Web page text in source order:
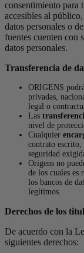
consentimiento para
accesibles al
datos personales o
fuentes cuenten con
datos personales.
Transferencia de
ORIGENS podrá
privadas,
legal o
Las
nivel de
Cualquier
contrato escrito,
seguridad
Origens no
de los cuales es
los bancos de
legítimos.
Derechos de los
De acuerdo con la
siguientes derechos: